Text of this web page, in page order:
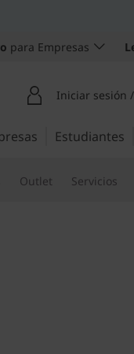
para Empresas
Iniciar sesión
Estudiantes
Outlet Servicios